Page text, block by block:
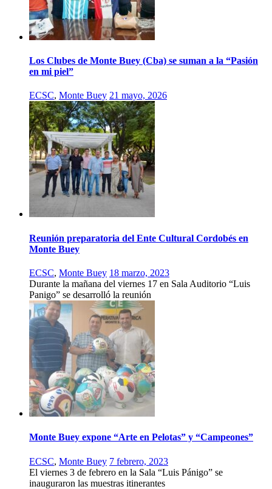
Los Clubes de Monte Buey (Cba) se suman a la “Pasión
en mi piel”
ECSC, Monte Buey 21 mayo, 2026
Reunión preparatoria del Ente Cultural Cordobés en
Monte Buey
ECSC, Monte Buey 18 marzo, 2023
Durante la mañana del viernes 17 en Sala Auditorio “Luis
Panigo” se desarrolló la reunión
Monte Buey expone “Arte en Pelotas” y “Campeones”
ECSC, Monte Buey 7 febrero, 2023
El viernes 3 de febrero en la Sala “Luis Pánigo” se
inauguraron las muestras itinerantes